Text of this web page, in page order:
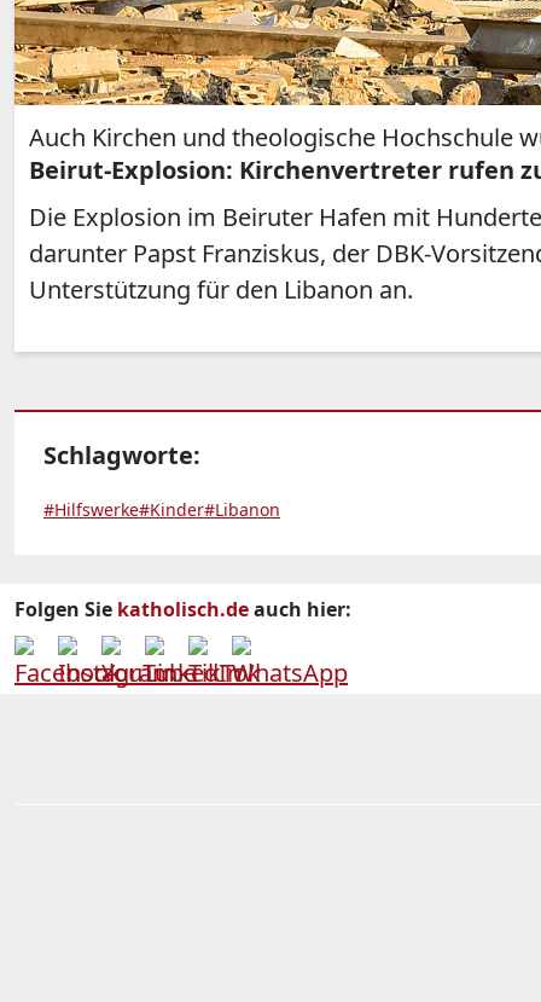
Auch Kirchen und theologische Hochschule
Beirut-Explosion: Kirchenvertreter rufen
Die Explosion im Beiruter Hafen mit
darunter Papst Franziskus, der DBK-
Unterstützung für den Libanon an.
Schlagworte:
#Hilfswerke#Kinder#Libanon
Folgen Sie katholisch.deauch hier: